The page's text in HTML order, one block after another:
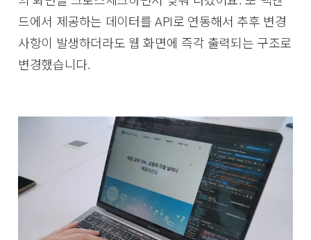
드에서 제공하는 데이터를 API로 연동해서 추후 변경
사항이 발생하더라도 웹 화면에 즉각 출력되는 구조로
변경했습니다.